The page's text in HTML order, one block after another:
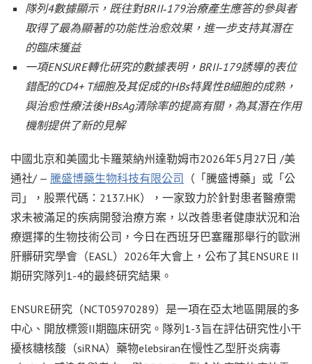
隊列4數據顯示，既往對BRII‑179治療產生應答的參與者
取得了最為顯著的功能性治愈效果，進一步支持其潛在
的臨床獲益
一項ENSURE轉化研究的數據表明，BRII‑179誘導的表位
錯配的CD4+ T細胞及其促成的HBs特異性B細胞的成熟，
與治愈性療法後HBsAg清除率的提高有關，為其潛在作用
機制提供了新的見解
中國北京和美國北卡羅萊納州達勒姆市2026年5月27日 /美
通社/ — 騰盛博藥生物科技有限公司 （「騰盛博藥」或「公
司」，股票代碼：2137.HK），一家致力於針對患者醫療需
求未被滿足的疾病開發治療方案，以改善患者健康狀況和治
療選擇的生物技術公司，今日在西班牙巴塞羅那舉行的歐洲
肝髒研究學會（EASL）2026年大會上，公布了其ENSURE II
期研究隊列1-4的最終研究結果。
ENSURE研究（NCT05970289）是一項在亞太地區開展的多
中心、開放標簽II期臨床研究。隊列1-3旨在評估研究性小干
擾核糖核酸（siRNA）藥物elebsiran在慢性乙型肝炎病毒